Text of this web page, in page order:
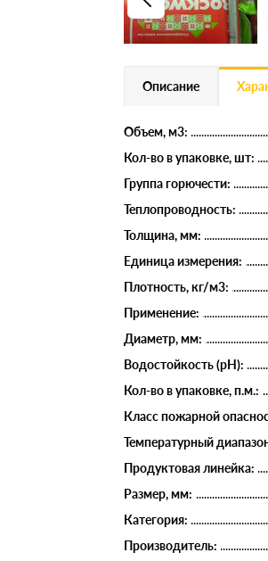
Описание
Объем, м3:
Кол-во в упаковке, шт:
Группа горючести:
Теплопроводность:
Толщина, мм:
Единица измерения:
Плотность, кг/м3:
Применение:
Диаметр, мм:
Водостойкость (рН):
Кол-во в упаковке, п.м.:
Класс пожарной
Температурный
Продуктовая линейка:
Размер, мм:
Категория:
Производитель: